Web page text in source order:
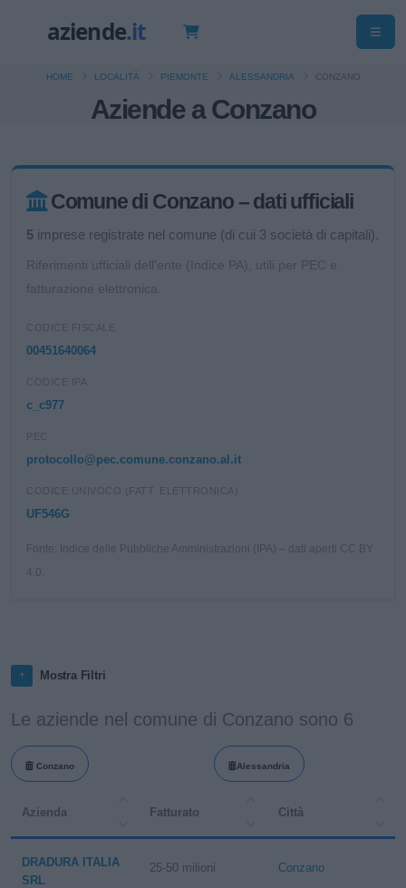
Aziende a Conzano
HOME LOCALITÀ PIEMONTE ALESSANDRIA CONZANO
Comune di Conzano – dati ufficiali
5 imprese registrate nel comune (di cui 3 società di capitali).
Riferimenti ufficiali dell'ente (Indice PA), utili per PEC e
fatturazione elettronica.
CODICE FISCALE
00451640064
CODICE IPA
c_c977
PEC
protocollo@pec.comune.conzano.al.it
CODICE UNIVOCO (FATT. ELETTRONICA)
UF546G
Fonte: Indice delle Pubbliche Amministrazioni (IPA) – dati aperti CC BY
Mostra Filtri
Le aziende nel comune di Conzano sono 6
Conzano Alessandria
Azienda Fatturato Città
DRADURA ITALIA
SRL
25-50 milioni Conzano